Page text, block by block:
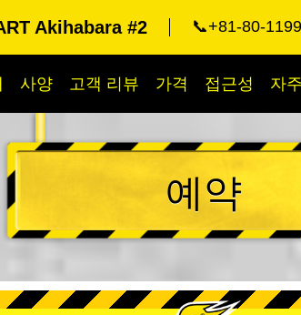
Akihabara #2 📞+81-80-
사양 고객 리뷰 가격 접근성 자
예약